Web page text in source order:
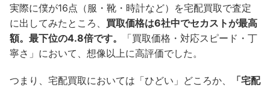
実際に僕が16点（服・靴・時計など）を宅配買取で査定
に出してみたところ、 買取価格は6社中でセカストが最高
額。最下位の4.8倍です。
「買取価格・対応スピード・丁
寧さ」において、想像以上に高評価でした。
つまり、宅配買取においては「ひどい」どころか、
「宅配